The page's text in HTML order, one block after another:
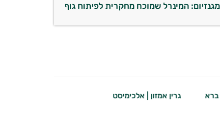
מגנזיום: המינרל שמוכח מחקרית לפיתוח גוף
ברא גרין אמזון | אלכימיסט